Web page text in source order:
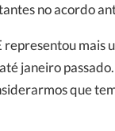
no acordo
mais
janeiro
que